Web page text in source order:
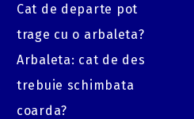
Cat de departe pot
trage cu o arbaleta?
Arbaleta: cat de des
trebuie schimbata
coarda?